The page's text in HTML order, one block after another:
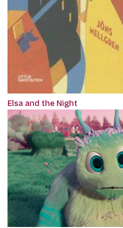
Elsa and the Night